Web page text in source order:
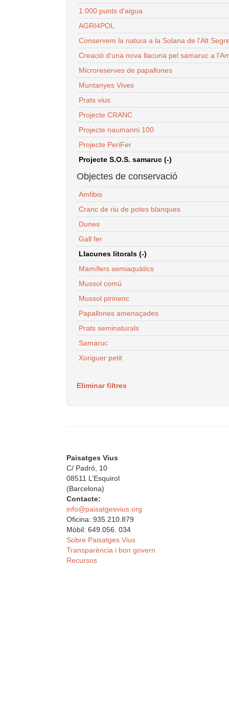
1.000 punts d'aigua
AGRI4POL
Conservem la natura a la Solana de l'Alt
Creació d'una nova llacuna pel samaruc a
Microreserves de papallones
Muntanyes Vives
Prats vius
Projecte CRANC
Projecte naumanni 100
Projecte PeriFer
Projecte S.O.S. samaruc (-)
Objectes de conservació
Amfibis
Cranc de riu de potes blanques
Dunes
Gall fer
Llacunes litorals (-)
Mamífers semiaquàtics
Mussol comú
Mussol pirinenc
Papallones amenaçades
Prats seminaturals
Samaruc
Xoriguer petit
Eliminar filtres
Paisatges Vius
C/ Padró, 10
08511 L’Esquirol
(Barcelona)
Contacte:
info@paisatgesvius.org
Oficina: 935.210.879
Mòbil: 649.056. 034
Sobre Paisatges Vius
Transparència i bon govern
Recursos